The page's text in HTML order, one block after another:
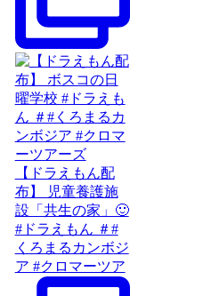
【ドラえもん配
布】 児童養護施
設「共生の家」🙂
#ドラえもん ＃#
くろまるカンボジ
ア #クロマーツア